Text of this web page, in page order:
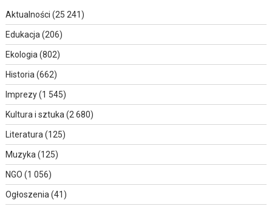
Aktualności (25 241)
Edukacja(206)
Ekologia(802)
Historia(662)
Imprezy(1 545)
Kultura i sztuka(2 680)
Literatura(125)
Muzyka(125)
NGO (1 056)
Ogłoszenia(41)